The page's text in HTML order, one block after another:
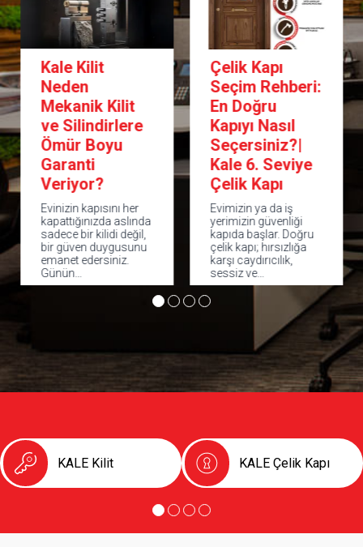
Kale Kilit
Neden
Mekanik Kilit
ve Silindirlere
Ömür Boyu
Garanti
Veriyor?
Evinizin kapısını her
kapattığınızda aslında
sadece bir kilidi değil,
bir güven duygusunu
emanet edersiniz.
Günün…
Çelik Kapı
Seçim Rehberi:
En Doğru
Kapıyı Nasıl
Seçersiniz?|
Kale 6. Seviye
Çelik Kapı
Evimizin ya da iş
yerimizin güvenliği
kapıda başlar. Doğru
çelik kapı; hırsızlığa
karşı caydırıcılık,
sessiz ve…
KALE Kilit KALE Çelik Kapı